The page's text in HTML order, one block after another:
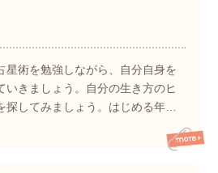
星術を勉強しながら、自分自身を
いきましょう。自分の生き方のヒ
探してみましょう。はじめる年…